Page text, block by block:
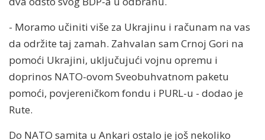
- Moramo učiniti više za Ukrajinu i računam na vas
da održite taj zamah. Zahvalan sam Crnoj Gori na
pomoći Ukrajini, uključujući vojnu opremu i
doprinos NATO-ovom Sveobuhvatnom paketu
pomoći, povjereničkom fondu i PURL-u - dodao je
Rute.
Do NATO samita u Ankari ostalo je još nekoliko